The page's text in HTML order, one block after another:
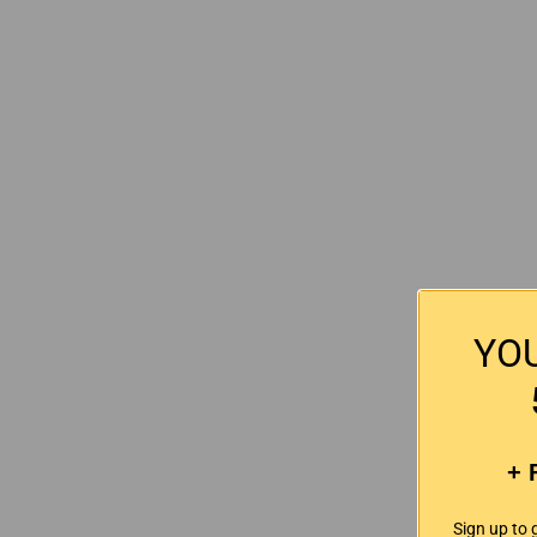
+
Sign up to